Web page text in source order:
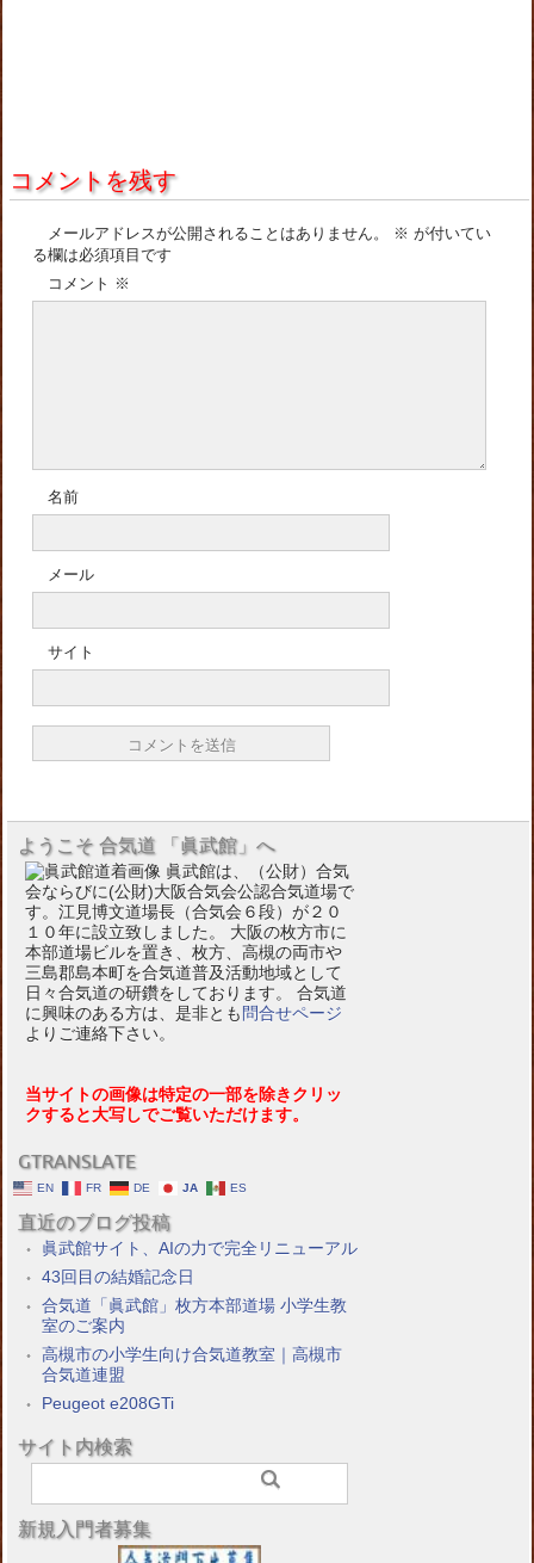
コメントを残す
メールアドレスが公開されることはありません。 ※ が付いてい
る欄は必須項目です
コメント ※
名前
メール
サイト
ようこそ 合気道 「眞武館」へ
眞武館は、（公財）合気
会ならびに(公財)大阪合気会公認合気道場で
す。江見博文道場長（合気会６段）が２０
１０年に設立致しました。 大阪の枚方市に
本部道場ビルを置き、枚方、高槻の両市や
三島郡島本町を合気道普及活動地域として
日々合気道の研鑽をしております。 合気道
に興味のある方は、是非とも 問合せページ
よりご連絡下さい。
当サイトの画像は特定の一部を除きクリッ
クすると大写しでご覧いただけます。
GTRANSLATE
EN FR DE JA ES
直近のブログ投稿
眞武館サイト、AIの力で完全リニューアル
43回目の結婚記念日
合気道「眞武館」枚方本部道場 小学生教
室のご案内
高槻市の小学生向け合気道教室｜高槻市
合気道連盟
Peugeot e208GTi
サイト内検索
新規入門者募集